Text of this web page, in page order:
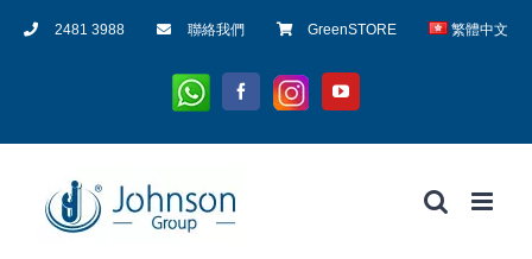
2481 3988 聯絡我們 GreenSTORE 繁體中文
Whatsapp
Facebook
Instagram
YouTube